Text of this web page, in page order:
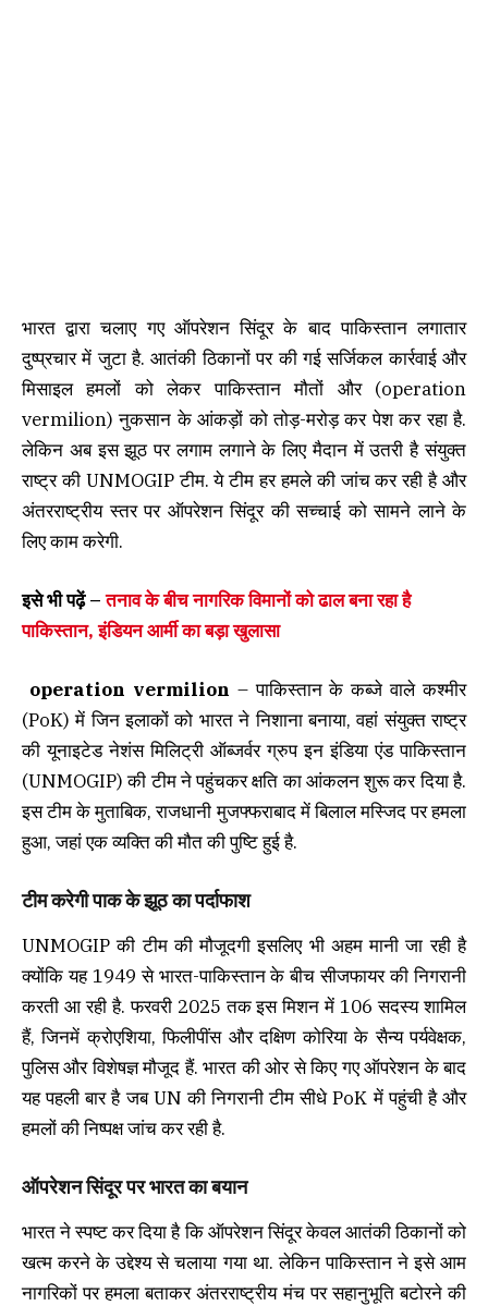
भारत द्वारा चलाए गए ऑपरेशन सिंदूर के बाद पाकिस्तान लगातार
दुष्प्रचार में जुटा है. आतंकी ठिकानों पर की गई सर्जिकल कार्रवाई और
मिसाइल हमलों को लेकर पाकिस्तान मौतों और (operation
vermilion) नुकसान के आंकड़ों को तोड़-मरोड़ कर पेश कर रहा है.
लेकिन अब इस झूठ पर लगाम लगाने के लिए मैदान में उतरी है संयुक्त
राष्ट्र की UNMOGIP टीम. ये टीम हर हमले की जांच कर रही है और
अंतरराष्ट्रीय स्तर पर ऑपरेशन सिंदूर की सच्चाई को सामने लाने के
लिए काम करेगी.
इसे भी पढ़ें –तनाव के बीच नागरिक विमानों को ढाल बना रहा है
पाकिस्तान, इंडियन आर्मी का बड़ा खुलासा
operation vermilion – पाकिस्तान के कब्जे वाले कश्मीर
(PoK) में जिन इलाकों को भारत ने निशाना बनाया, वहां संयुक्त राष्ट्र
की यूनाइटेड नेशंस मिलिट्री ऑब्जर्वर ग्रुप इन इंडिया एंड पाकिस्तान
(UNMOGIP) की टीम ने पहुंचकर क्षति का आंकलन शुरू कर दिया है.
इस टीम के मुताबिक, राजधानी मुजफ्फराबाद में बिलाल मस्जिद पर हमला
हुआ, जहां एक व्यक्ति की मौत की पुष्टि हुई है.
टीम करेगी पाक के झूठ का पर्दाफाश
UNMOGIP की टीम की मौजूदगी इसलिए भी अहम मानी जा रही है
क्योंकि यह 1949 से भारत-पाकिस्तान के बीच सीजफायर की निगरानी
करती आ रही है. फरवरी 2025 तक इस मिशन में 106 सदस्य शामिल
हैं, जिनमें क्रोएशिया, फिलीपींस और दक्षिण कोरिया के सैन्य पर्यवेक्षक,
पुलिस और विशेषज्ञ मौजूद हैं. भारत की ओर से किए गए ऑपरेशन के बाद
यह पहली बार है जब UN की निगरानी टीम सीधे PoK में पहुंची है और
हमलों की निष्पक्ष जांच कर रही है.
ऑपरेशन सिंदूर पर भारत का बयान
भारत ने स्पष्ट कर दिया है कि ऑपरेशन सिंदूर केवल आतंकी ठिकानों को
खत्म करने के उद्देश्य से चलाया गया था. लेकिन पाकिस्तान ने इसे आम
नागरिकों पर हमला बताकर अंतरराष्ट्रीय मंच पर सहानुभूति बटोरने की